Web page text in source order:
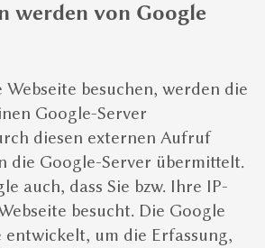
werden von Google
Webseite besuchen, werden die
Google-Server
diesen externen Aufruf
die Google-Server übermittelt.
auch, dass Sie bzw. Ihre IP-
besucht. Die Google
entwickelt, um die Erfassung,